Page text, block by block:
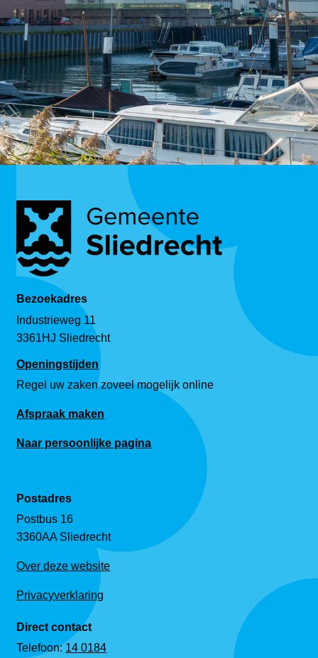
Bezoekadres
Industrieweg 11
3361HJ Sliedrecht
Openingstijden
Regel uw zaken zoveel mogelijk online
Afspraak maken
Naar persoonlijke pagina
Postadres
Postbus 16
3360AA Sliedrecht
Over deze website
Privacyverklaring
Direct contact
Telefoon:14 0184